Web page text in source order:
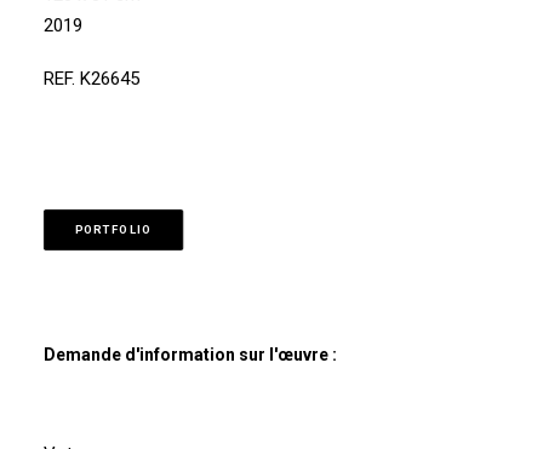
2019
REF. K26645
PORTFOLIO
Demande d'information sur l'œuvre :